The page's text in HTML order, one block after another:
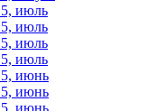
июль
июль
июль
июль
июнь
июнь
июнь